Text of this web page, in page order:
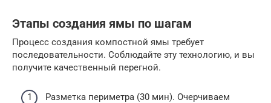
Этапы создания ямы по шагам
Процесс создания компостной ямы требует
последовательности. Соблюдайте эту технологию, и вы
получите качественный перегной.
Разметка периметра (30 мин). Очерчиваем